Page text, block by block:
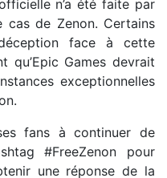
n’a été faite par
cas de Zenon. Certains
face à cette
qu’Epic Games devrait
exceptionnelles
fans à continuer de
#FreeZenon pour
une réponse de la